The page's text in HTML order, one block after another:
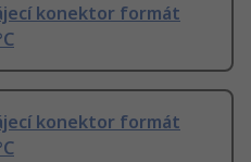
konektor formát
konektor formát